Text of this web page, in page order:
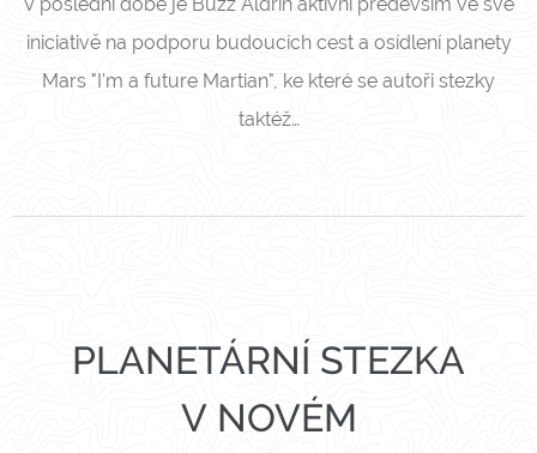
iniciativě na podporu budoucích cest a osídlení planety
Mars "I'm a future Martian", ke které se autoři stezky
taktéž…
PLANETÁRNÍ STEZKA
V NOVÉM